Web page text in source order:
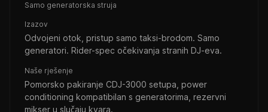
Samo generatorska struja
Izazov
Odvojeni otok, pristup samo taksi-brodom. Samo
generatori. Rider-spec očekivanja stranih DJ-eva.
Naše rješenje
Pomorsko pakiranje CDJ-3000 setupa, power
conditioning kompatibilan s generatorima, rezervni
mikser u slučaju kvara.